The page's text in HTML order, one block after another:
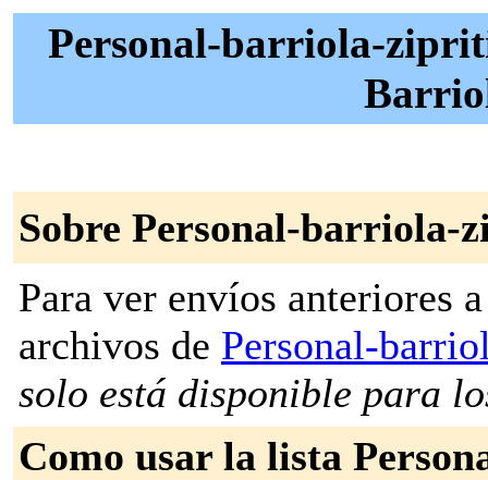
Personal-barriola-
Sobre Personal-barriola-
Para ver envíos anteriores
archivos de Personal-
solo está disponible para
Como usar la lista